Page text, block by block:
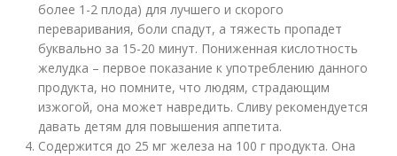
более 1-2 плода) для лучшего и скорого
переваривания, боли спадут, а тяжесть пропадет
буквально за 15-20 минут. Пониженная кислотность
желудка – первое показание к употреблению данного
продукта, но помните, что людям, страдающим
изжогой, она может навредить. Сливу рекомендуется
давать детям для повышения аппетита.
Содержится до 25 мг железа на 100 г продукта. Она